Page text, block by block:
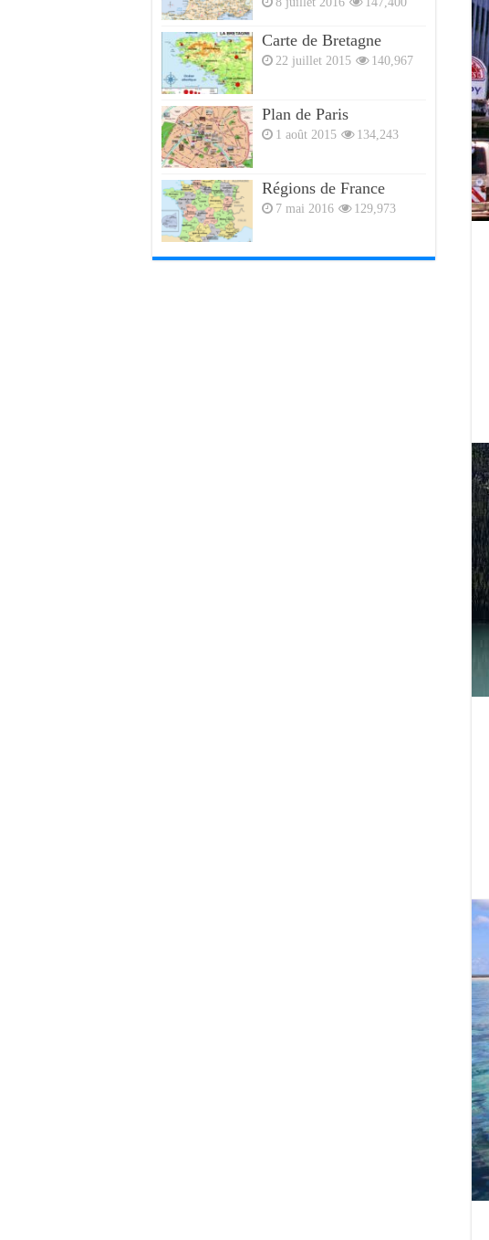
Carte de Bretagne
22 juillet 2015 140,967
Plan de Paris
1 août 2015 134,243
Régions de France
7 mai 2016 129,973